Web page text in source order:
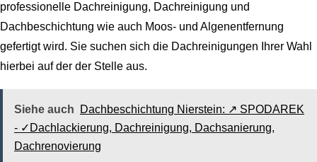
professionelle Dachreinigung, Dachreinigung und
Dachbeschichtung wie auch Moos- und Algenentfernung
gefertigt wird. Sie suchen sich die Dachreinigungen Ihrer Wahl
hierbei auf der der Stelle aus.
Siehe auch
Dachbeschichtung Nierstein: ↗️ SPODAREK
- ✓Dachlackierung, Dachreinigung, Dachsanierung,
Dachrenovierung